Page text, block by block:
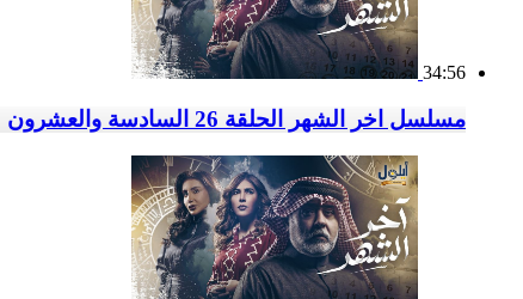
34:56
مسلسل اخر الشهر الحلقة 26 السادسة والعشرون